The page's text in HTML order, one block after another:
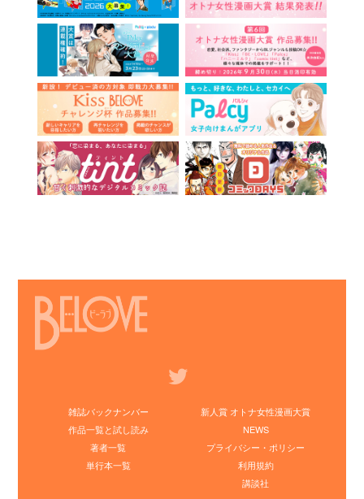
雑誌バックナンバー
作品一覧と試し読み
著者一覧
単行本一覧
新人賞 オトナ女性漫画大賞
NEWS
プライバシー・ポリシー
利用規約
講談社